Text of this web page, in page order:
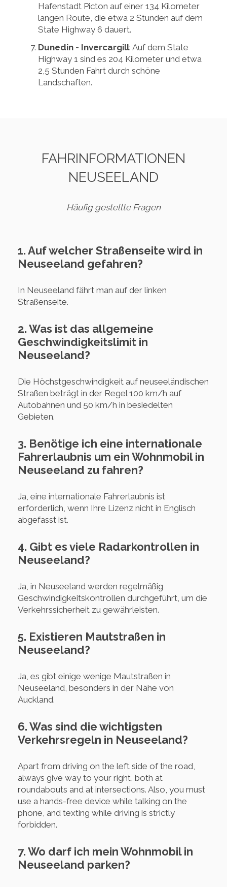
Hafenstadt Picton auf einer 134 Kilometer
langen Route, die etwa 2 Stunden auf dem
State Highway 6 dauert.
Dunedin - Invercargill: Auf dem State
Highway 1 sind es 204 Kilometer und etwa
2,5 Stunden Fahrt durch schöne
Landschaften.
FAHRINFORMATIONEN
NEUSEELAND
Häufig gestellte Fragen
1. Auf welcher Straßenseite wird in
Neuseeland gefahren?
In Neuseeland fährt man auf der linken
Straßenseite.
2. Was ist das allgemeine
Geschwindigkeitslimit in
Neuseeland?
Die Höchstgeschwindigkeit auf neuseeländischen
Straßen beträgt in der Regel 100 km/h auf
Autobahnen und 50 km/h in besiedelten
Gebieten.
3. Benötige ich eine internationale
Fahrerlaubnis um ein Wohnmobil in
Neuseeland zu fahren?
Ja, eine internationale Fahrerlaubnis ist
erforderlich, wenn Ihre Lizenz nicht in Englisch
abgefasst ist.
4. Gibt es viele Radarkontrollen in
Neuseeland?
Ja, in Neuseeland werden regelmäßig
Geschwindigkeitskontrollen durchgeführt, um die
Verkehrssicherheit zu gewährleisten.
5. Existieren Mautstraßen in
Neuseeland?
Ja, es gibt einige wenige Mautstraßen in
Neuseeland, besonders in der Nähe von
Auckland.
6. Was sind die wichtigsten
Verkehrsregeln in Neuseeland?
Apart from driving on the left side of the road,
always give way to your right, both at
roundabouts and at intersections. Also, you must
use a hands-free device while talking on the
phone, and texting while driving is strictly
forbidden.
7. Wo darf ich mein Wohnmobil in
Neuseeland parken?